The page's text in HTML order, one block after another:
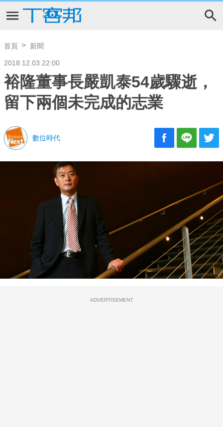
首頁 新聞
2018.12.03 22:00
裕隆董事長嚴凱泰54歲驟逝，
留下兩個未完成的志業
數位時代
ADVERTISEMENT